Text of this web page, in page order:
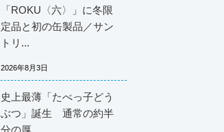
「ROKU〈六〉」に冬限
定品と初の缶製品／サン
トリ...
2026年8月3日
史上最薄「たべっ子どう
ぶつ」誕生 通常の約半
分の厚...